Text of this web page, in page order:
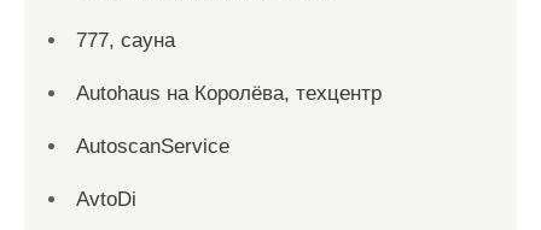
777, сауна
Autohaus на Королёва, техцентр
AutoscanService
AvtoDi